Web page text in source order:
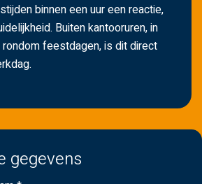
binnen een uur een reactie,
Buiten kantooruren, in
feestdagen, is dit direct
gegevens